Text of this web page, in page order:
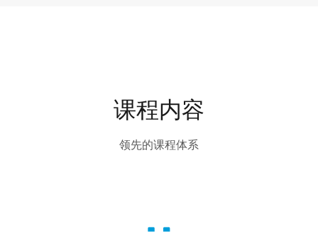
课程内容
领先的课程体系